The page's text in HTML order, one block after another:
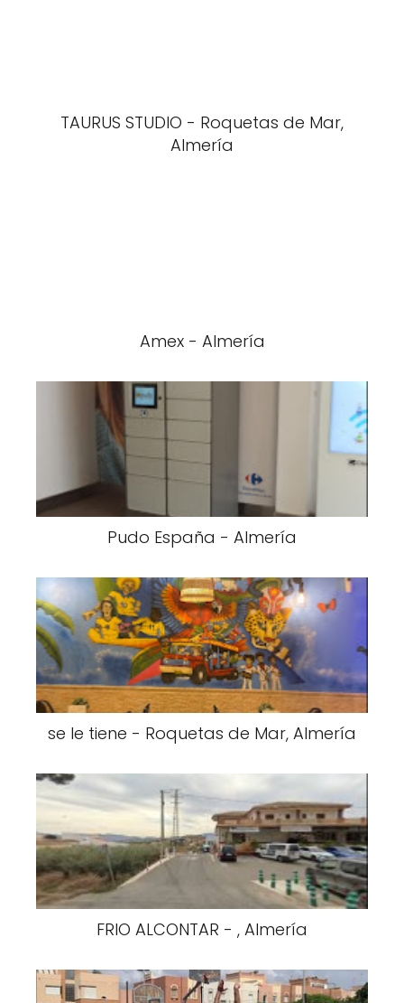
TAURUS STUDIO - Roquetas de Mar,
Almería
Amex - Almería
Pudo España - Almería
se le tiene - Roquetas de Mar, Almería
FRIO ALCONTAR - , Almería